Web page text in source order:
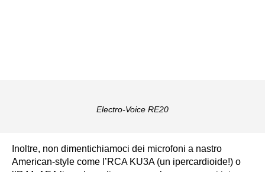
Electro-Voice RE20
Inoltre, non dimentichiamoci dei microfoni a nastro
American-style come l’RCA KU3A (un ipercardioide!) o